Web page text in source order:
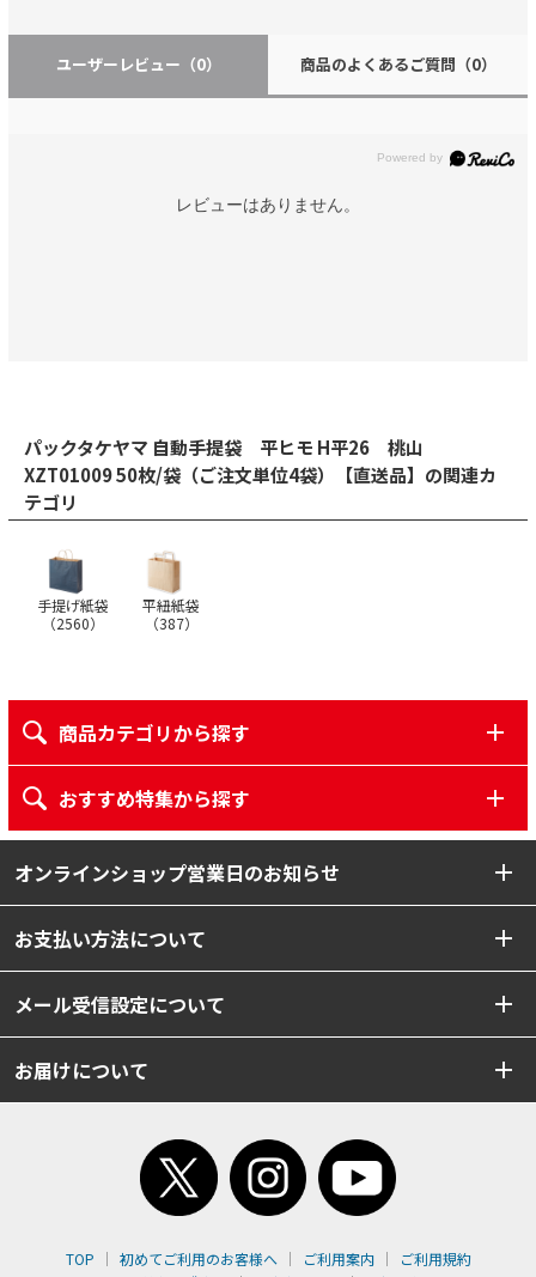
ユーザーレビュー （0） 商品のよくあるご質問 （0）
レビューはありません。
パックタケヤマ 自動手提袋 平ヒモ H平26 桃山
XZT01009 50枚/袋（ご注文単位4袋）【直送品】の関連カ
テゴリ
手提げ紙袋
（2560）
平紐紙袋
（387）
商品カテゴリから探す
おすすめ特集から探す
オンラインショップ営業日のお知らせ
お支払い方法について
メール受信設定について
お届けについて
TOP 初めてご利用のお客様へ ご利用案内
ご利用規約